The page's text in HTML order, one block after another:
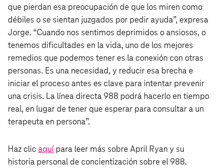
que pierdan esa preocupación de que los miren como
débiles o se sientan juzgados por pedir ayuda”, expresa
Jorge. “Cuando nos sentimos deprimidos o ansiosos, o
tenemos dificultades en la vida, uno de los mejores
remedios que podemos tener es la conexión con otras
personas. Es una necesidad, y reducir esa brecha e
iniciar el proceso antes es clave para intentar prevenir
una crisis. La línea directa 988 podrá hacerlo en tiempo
real, en lugar de tener que esperar para consultar a un
terapeuta en persona”.
Haz clic aquí para leer más sobre April Ryan y su
historia personal de concientización sobre el 988.